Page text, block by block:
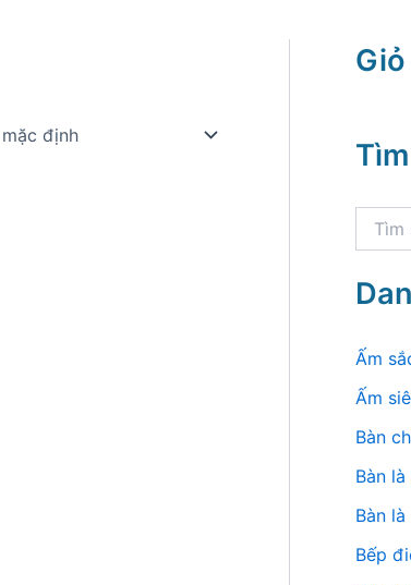
k
m
:Ấm
Ấm
Bàn
Bàn là
Bàn
Bếp